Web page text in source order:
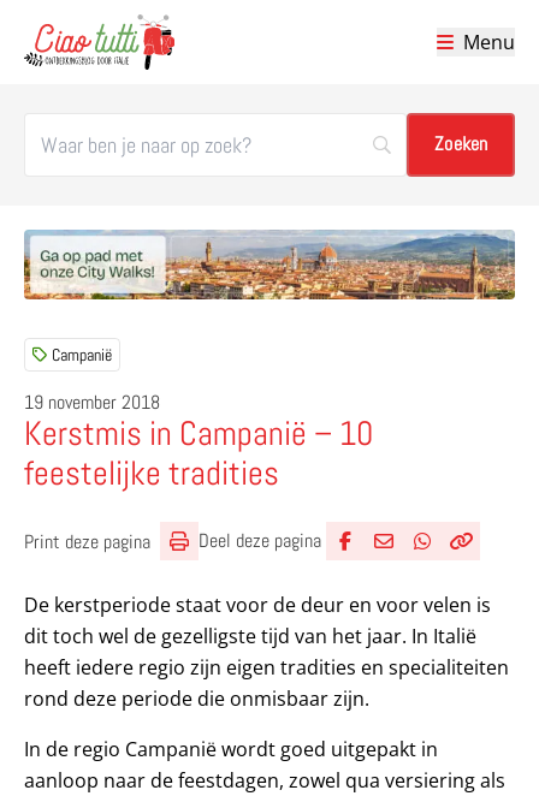
Menu
Campanië
19 november 2018
Kerstmis in Campanië – 10
feestelijke tradities
Print deze pagina Deel deze pagina
De kerstperiode staat voor de deur en voor velen is
dit toch wel de gezelligste tijd van het jaar. In Italië
heeft iedere regio zijn eigen tradities en specialiteiten
rond deze periode die onmisbaar zijn.
In de regio Campanië wordt goed uitgepakt in
aanloop naar de feestdagen, zowel qua versiering als